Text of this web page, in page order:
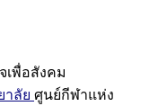
เพื่อสังคม
าลัย ศูนย์กีฬาแห่ง